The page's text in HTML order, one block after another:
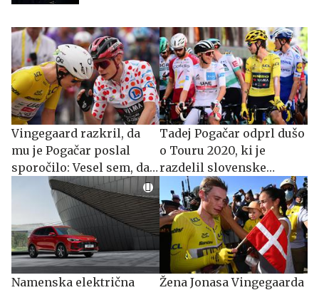
Vingegaard razkril, da
mu je Pogačar poslal
sporočilo: Vesel sem, da
je pomislil name
Tadej Pogačar odprl dušo
o Touru 2020, ki je
razdelil slovenske
navijače
Namenska električna
Žena Jonasa Vingegaarda